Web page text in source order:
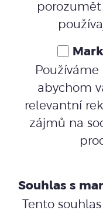
abychom
relevantní
zájmů na
Souhlas s
Tento